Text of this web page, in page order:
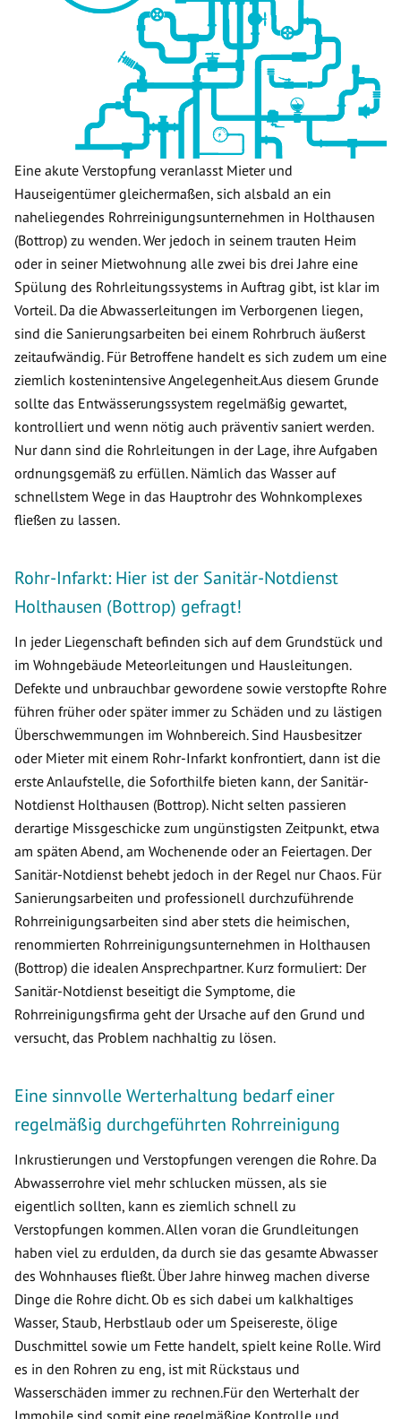
Eine akute Verstopfung veranlasst Mieter und
Hauseigentümer gleichermaßen, sich alsbald an ein
naheliegendes Rohrreinigungsunternehmen in Holthausen
(Bottrop) zu wenden. Wer jedoch in seinem trauten Heim
oder in seiner Mietwohnung alle zwei bis drei Jahre eine
Spülung des Rohrleitungssystems in Auftrag gibt, ist klar im
Vorteil. Da die Abwasserleitungen im Verborgenen liegen,
sind die Sanierungsarbeiten bei einem Rohrbruch äußerst
zeitaufwändig. Für Betroffene handelt es sich zudem um eine
ziemlich kostenintensive Angelegenheit.Aus diesem Grunde
sollte das Entwässerungssystem regelmäßig gewartet,
kontrolliert und wenn nötig auch präventiv saniert werden.
Nur dann sind die Rohrleitungen in der Lage, ihre Aufgaben
ordnungsgemäß zu erfüllen. Nämlich das Wasser auf
schnellstem Wege in das Hauptrohr des Wohnkomplexes
fließen zu lassen.
Rohr-Infarkt: Hier ist der Sanitär-Notdienst
Holthausen (Bottrop) gefragt!
In jeder Liegenschaft befinden sich auf dem Grundstück und
im Wohngebäude Meteorleitungen und Hausleitungen.
Defekte und unbrauchbar gewordene sowie verstopfte Rohre
führen früher oder später immer zu Schäden und zu lästigen
Überschwemmungen im Wohnbereich. Sind Hausbesitzer
oder Mieter mit einem Rohr-Infarkt konfrontiert, dann ist die
erste Anlaufstelle, die Soforthilfe bieten kann, der Sanitär-
Notdienst Holthausen (Bottrop). Nicht selten passieren
derartige Missgeschicke zum ungünstigsten Zeitpunkt, etwa
am späten Abend, am Wochenende oder an Feiertagen. Der
Sanitär-Notdienst behebt jedoch in der Regel nur Chaos. Für
Sanierungsarbeiten und professionell durchzuführende
Rohrreinigungsarbeiten sind aber stets die heimischen,
renommierten Rohrreinigungsunternehmen in Holthausen
(Bottrop) die idealen Ansprechpartner. Kurz formuliert: Der
Sanitär-Notdienst beseitigt die Symptome, die
Rohrreinigungsfirma geht der Ursache auf den Grund und
versucht, das Problem nachhaltig zu lösen.
Eine sinnvolle Werterhaltung bedarf einer
regelmäßig durchgeführten Rohrreinigung
Inkrustierungen und Verstopfungen verengen die Rohre. Da
Abwasserrohre viel mehr schlucken müssen, als sie
eigentlich sollten, kann es ziemlich schnell zu
Verstopfungen kommen. Allen voran die Grundleitungen
haben viel zu erdulden, da durch sie das gesamte Abwasser
des Wohnhauses fließt. Über Jahre hinweg machen diverse
Dinge die Rohre dicht. Ob es sich dabei um kalkhaltiges
Wasser, Staub, Herbstlaub oder um Speisereste, ölige
Duschmittel sowie um Fette handelt, spielt keine Rolle. Wird
es in den Rohren zu eng, ist mit Rückstaus und
Wasserschäden immer zu rechnen.Für den Werterhalt der